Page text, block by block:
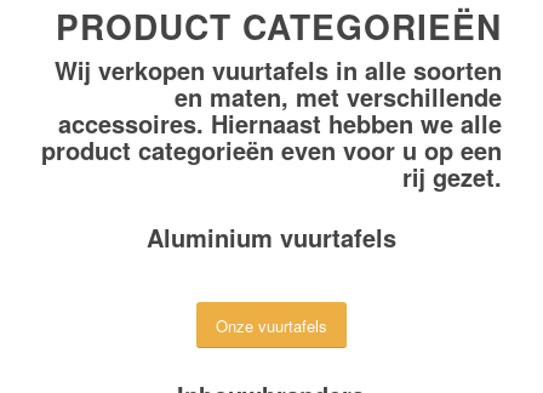
PRODUCT CATEGORIEËN
Wij verkopen vuurtafels in alle soorten
en maten, met verschillende
accessoires. Hiernaast hebben we alle
product categorieën even voor u op een
rij gezet.
Aluminium vuurtafels
Onze vuurtafels